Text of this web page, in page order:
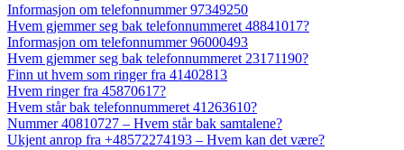
Informasjon om telefonnummer 97349250
Hvem gjemmer seg bak telefonnummeret 48841017?
Informasjon om telefonnummer 96000493
Hvem gjemmer seg bak telefonnummeret 23171190?
Finn ut hvem som ringer fra 41402813
Hvem ringer fra 45870617?
Hvem står bak telefonnummeret 41263610?
Nummer 40810727 – Hvem står bak samtalene?
Ukjent anrop fra +48572274193 – Hvem kan det være?